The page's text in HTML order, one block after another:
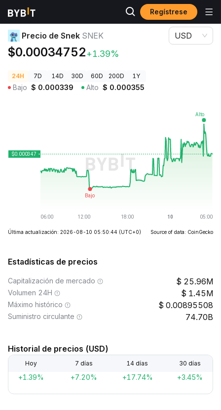
Regístrese
Precios de Criptomonedas Precio de Snek SNEK
Precio de Snek SNEK
$0.00034752+1.39%
USD
24H 7D 14D 30D 60D 200D 1Y
Bajo $ 0.000339 Alto $ 0.000355
Última actualización: 2026-08-10 05:50:44 (UTC+0) Source of data: CoinGecko
Estadísticas de precios
Capitalización de mercado 25.96M
Volumen 24H 1.45M
Máximo histórico 0.00895508
Suministro circulante 74.70B
Historial de precios (USD)
Hoy 7 días 14 días 30 días
+1.39% +7.20% +17.74% +3.45%